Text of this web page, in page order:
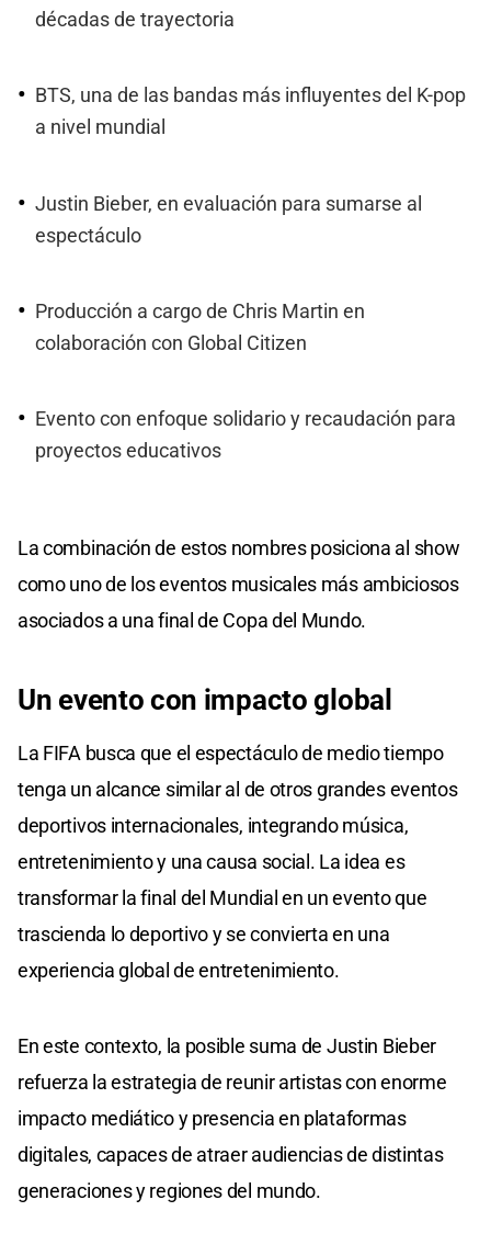
décadas de trayectoria
BTS, una de las bandas más influyentes del K-pop
a nivel mundial
Justin Bieber, en evaluación para sumarse al
espectáculo
Producción a cargo de Chris Martin en
colaboración con Global Citizen
Evento con enfoque solidario y recaudación para
proyectos educativos
La combinación de estos nombres posiciona al show
como uno de los eventos musicales más ambiciosos
asociados a una final de Copa del Mundo.
Un evento con impacto global
La FIFA busca que el espectáculo de medio tiempo
tenga un alcance similar al de otros grandes eventos
deportivos internacionales, integrando música,
entretenimiento y una causa social. La idea es
transformar la final del Mundial en un evento que
trascienda lo deportivo y se convierta en una
experiencia global de entretenimiento.
En este contexto, la posible suma de Justin Bieber
refuerza la estrategia de reunir artistas con enorme
impacto mediático y presencia en plataformas
digitales, capaces de atraer audiencias de distintas
generaciones y regiones del mundo.